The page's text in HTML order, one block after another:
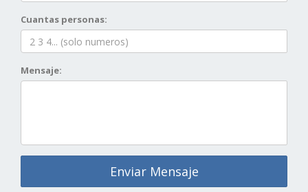
Cuantas personas:
Mensaje:
Enviar Mensaje